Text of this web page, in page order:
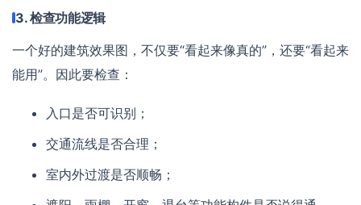
3. 检查功能逻辑
一个好的建筑效果图，不仅要“看起来像真的”，还要“看起来
能用”。因此要检查：
入口是否可识别；
交通流线是否合理；
室内外过渡是否顺畅；